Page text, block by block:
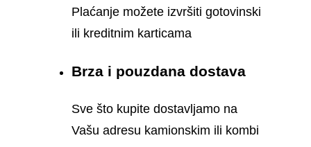
Plaćanje možete izvršiti gotovinski
ili kreditnim karticama
Brza i pouzdana dostava
Sve što kupite dostavljamo na
Vašu adresu kamionskim ili kombi